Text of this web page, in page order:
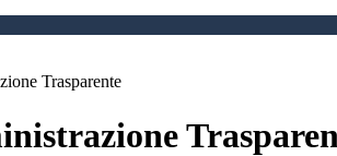
Trasparente